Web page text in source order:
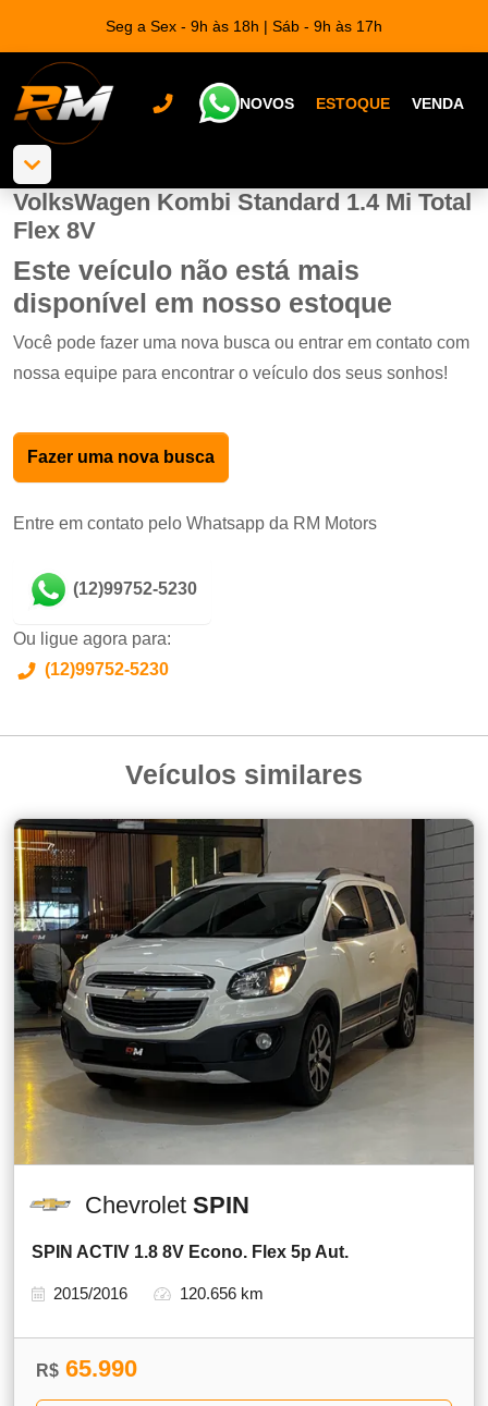
Seg a Sex - 9h às 18h | Sáb - 9h às 17h
NOVOS ESTOQUE VENDA
VolksWagen Kombi Standard 1.4 Mi Total
Flex 8V
Este veículo não está mais
disponível em nosso estoque
Você pode fazer uma nova busca ou entrar em contato com
nossa equipe para encontrar o veículo dos seus sonhos!
Fazer uma nova busca
Entre em contato pelo Whatsapp da RM Motors
(12)99752-5230
Ou ligue agora para:
(12)99752-5230
Veículos similares
Chevrolet SPIN
SPIN ACTIV 1.8 8V Econo. Flex 5p Aut.
2015/2016 120.656 km
R$ 65.990